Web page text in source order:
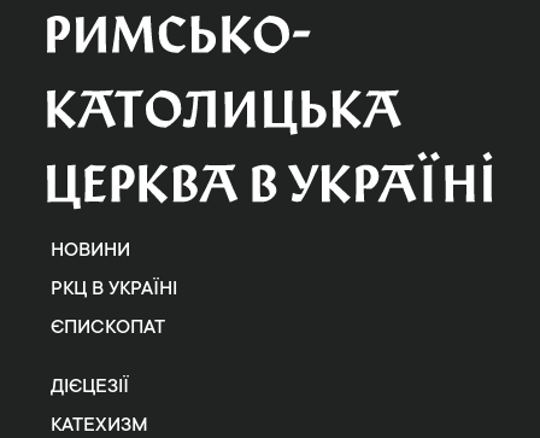
НОВИНИ
РКЦ В УКРАЇНІ
ЄПИСКОПАТ
ДІЄЦЕЗІЇ
КАТЕХИЗМ